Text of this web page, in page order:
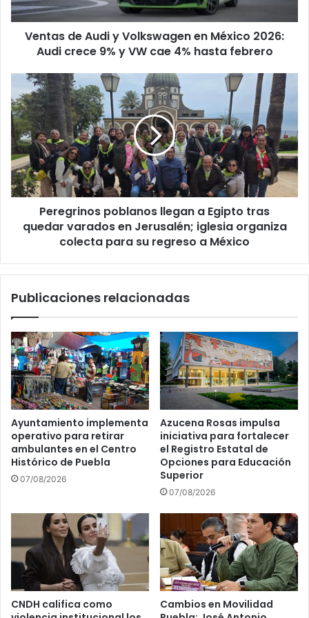
2026:
Audi
crece
cae
4%
hasta
febrero
Ventas de Audi y Volkswagen en México 2026:
Audi crece 9% y VW cae 4% hasta febrero
Peregrinos
poblanos
llegan
a
Egipto
tras
quedar
varados
en
Jerusalén;
iglesia
para
regreso
Peregrinos poblanos llegan a Egipto tras
quedar varados en Jerusalén; iglesia organiza
colecta para su regreso a México
Publicaciones relacionadas
Ayuntamiento implementa
operativo para retirar
ambulantes en el Centro
Histórico de Puebla
07/08/2026
Azucena Rosas impulsa
iniciativa para fortalecer
el Registro Estatal de
Opciones para Educación
Superior
07/08/2026
CNDH califica como
Cambios en Movilidad